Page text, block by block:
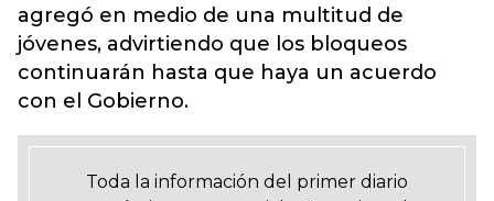
agregó en medio de una multitud de
jóvenes, advirtiendo que los bloqueos
continuarán hasta que haya un acuerdo
con el Gobierno.
Toda la información del primer diario